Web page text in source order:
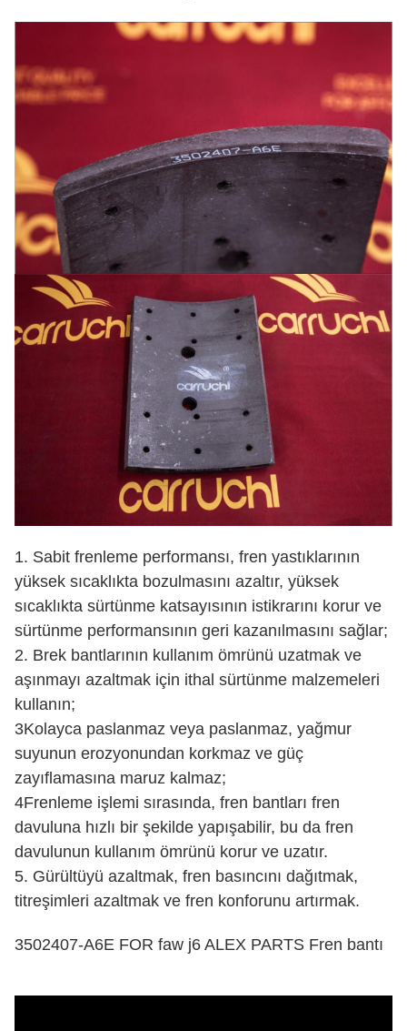
1. Sabit frenleme performansı, fren yastıklarının
yüksek sıcaklıkta bozulmasını azaltır, yüksek
sıcaklıkta sürtünme katsayısının istikrarını korur ve
sürtünme performansının geri kazanılmasını sağlar;
2. Brek bantlarının kullanım ömrünü uzatmak ve
aşınmayı azaltmak için ithal sürtünme malzemeleri
kullanın;
3Kolayca paslanmaz veya paslanmaz, yağmur
suyunun erozyonundan korkmaz ve güç
zayıflamasına maruz kalmaz;
4Frenleme işlemi sırasında, fren bantları fren
davuluna hızlı bir şekilde yapışabilir, bu da fren
davulunun kullanım ömrünü korur ve uzatır.
5. Gürültüyü azaltmak, fren basıncını dağıtmak,
titreşimleri azaltmak ve fren konforunu artırmak.
3502407-A6E FOR faw j6 ALEX PARTS Fren bantı